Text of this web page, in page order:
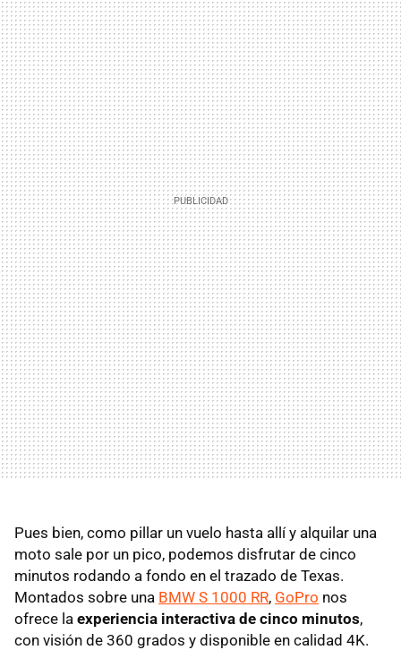
Pues bien, como pillar un vuelo hasta allí y alquilar una
moto sale por un pico, podemos disfrutar de cinco
minutos rodando a fondo en el trazado de Texas.
Montados sobre una BMW S 1000 RR, GoPro nos
ofrece la experiencia interactiva de cinco minutos,
con visión de 360 grados y disponible en calidad 4K.